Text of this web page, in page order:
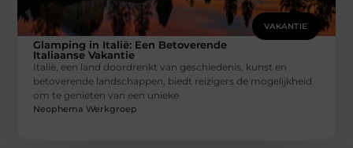
VAKANTIE
Glamping in Italië: Een Betoverende
Italiaanse Vakantie
Italië, een land doordrenkt van geschiedenis, kunst en
betoverende landschappen, biedt reizigers de mogelijkheid
om te genieten van een unieke
Neophema Werkgroep